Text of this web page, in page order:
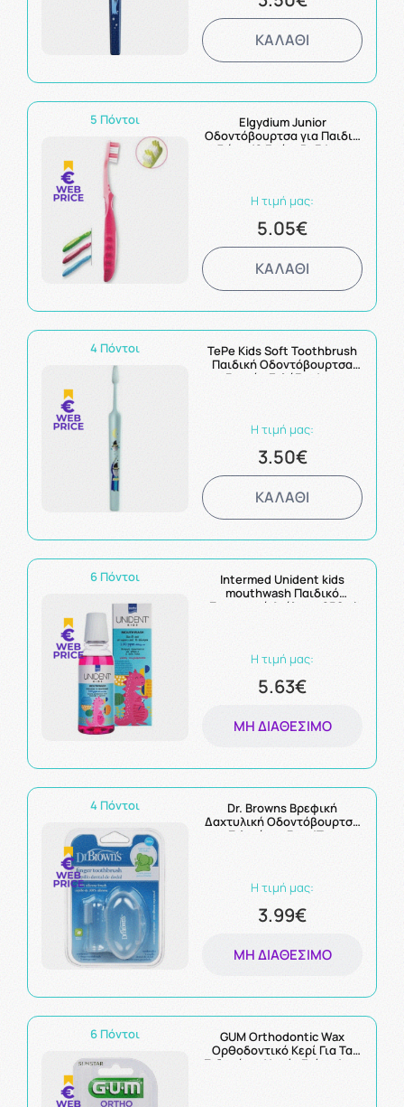
ΚΑΛΑΘΙ
5 Πόντοι
Elgydium Junior
Οδοντόβουρτσα για Παιδιά
7 έως 12 Ετών, Ροζ 1τμχ
Η τιμή μας:
5.05€
ΚΑΛΑΘΙ
4 Πόντοι
TePe Kids Soft Toothbrush
Παιδική Οδοντόβουρτσα
3+ετών Γαλάζια 1τμχ
Η τιμή μας:
3.50€
ΚΑΛΑΘΙ
6 Πόντοι
Intermed Unident kids
mouthwash Παιδικό
Στοματικό Διάλυμα 250ml
Η τιμή μας:
5.63€
ΜΗ ΔΙΑΘΈΣΙΜΟ
4 Πόντοι
Dr. Browns Βρεφική
Δαχτυλική Οδοντόβουρτσα
Σιλικόνης 3m+ 1Τμχ
Η τιμή μας:
3.99€
ΜΗ ΔΙΑΘΈΣΙΜΟ
6 Πόντοι
GUM Orthodontic Wax
Ορθοδοντικό Κερί Για Τα
Σιδεράκια Χωρίς Γεύση 1τμχ